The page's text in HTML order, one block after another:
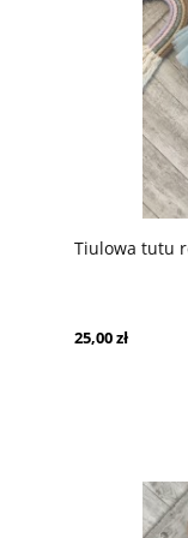
Tiulowa tutu
25,00 zł